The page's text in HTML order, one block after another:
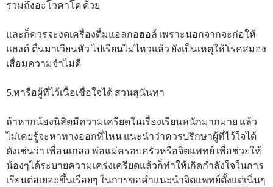
รวมถึงอะโวคาโด ด้วย
และก็ควรจะงดเครื่องดื่มแอลกอฮอล์ เพราะนอกจากจะก่อให้
แฮงค์ ตื่นมาเวียนหัว ไปเรียนไม่ไหวแล้ว ยังเป็นเหตุให้โรคสมอง
เสื่อมความจำไม่ดี
5.หารือผู้ที่ไว้เนื้อเชื่อใจได้ สวนสุนันทา
ถ้าหากน้องนิสิตมีความเครียดในเรื่องเรียนหนักมากมาย แล้ว
ไม่เคยรู้จะหาทางออกที่ไหน แนะนำว่าควรปรึกษาผู้ที่ไว้ใจได้
ดังเช่นว่า เพื่อนเกลอ พ่อแม่ครอบครัวหรือจิตแพทย์ เพื่อช่วยให้
น้องๆได้ระบายความเคร่งเครียดแล้วก็ทำให้เกิดกำลังใจในการ
เรียนต่อเยอะขึ้นเรื่อยๆ ในการขอคำแนะนำจิตแพทย์ตั้งแต่เนิ่นๆ